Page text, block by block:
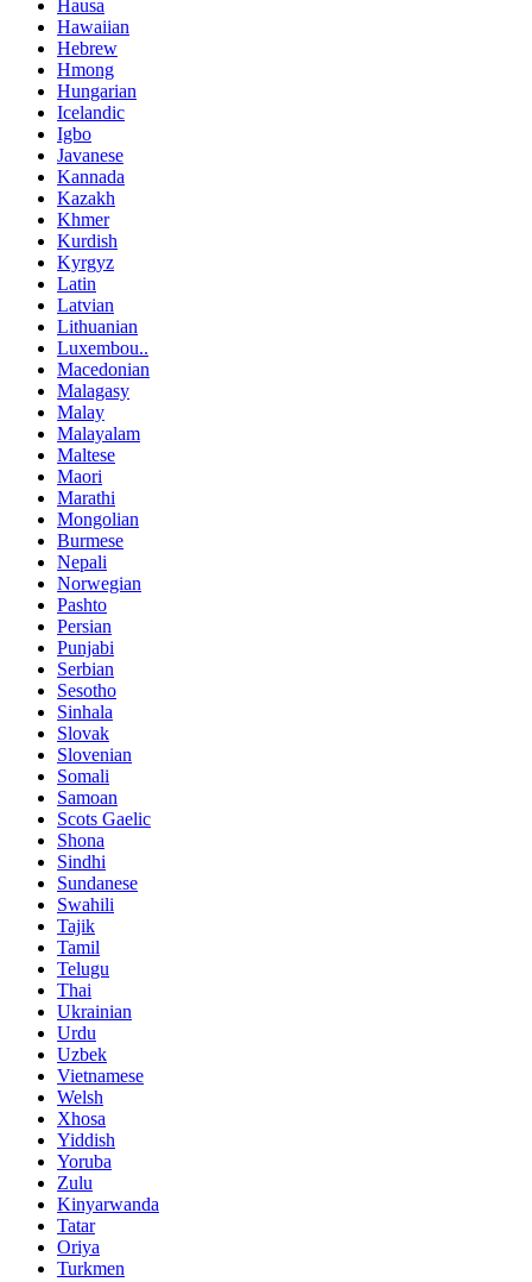
Hausa
Hawaiian
Hebrew
Hmong
Hungarian
Icelandic
Igbo
Javanese
Kannada
Kazakh
Khmer
Kurdish
Kyrgyz
Latin
Latvian
Lithuanian
Luxembou..
Macedonian
Malagasy
Malay
Malayalam
Maltese
Maori
Marathi
Mongolian
Burmese
Nepali
Norwegian
Pashto
Persian
Punjabi
Serbian
Sesotho
Sinhala
Slovak
Slovenian
Somali
Samoan
Scots Gaelic
Shona
Sindhi
Sundanese
Swahili
Tajik
Tamil
Telugu
Thai
Ukrainian
Urdu
Uzbek
Vietnamese
Welsh
Xhosa
Yiddish
Yoruba
Zulu
Kinyarwanda
Tatar
Oriya
Turkmen